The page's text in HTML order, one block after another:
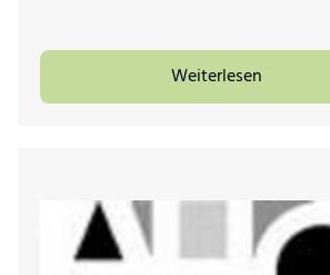
Weiterlesen